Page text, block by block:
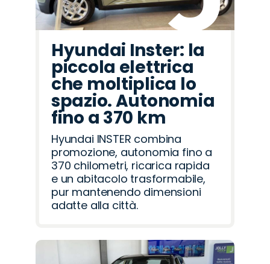
Hyundai Inster: la
piccola elettrica
che moltiplica lo
spazio. Autonomia
fino a 370 km
Hyundai INSTER combina
promozione, autonomia fino a
370 chilometri, ricarica rapida
e un abitacolo trasformabile,
pur mantenendo dimensioni
adatte alla città.